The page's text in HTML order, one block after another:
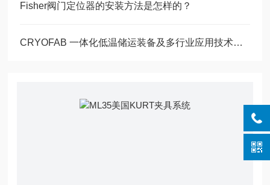
Fisher阀门定位器的安装方法是怎样的？
CRYOFAB 一体化低温储运装备及多行业应用技术综述